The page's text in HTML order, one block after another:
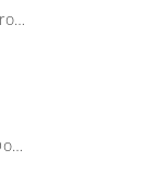
Jurský svět: Nadvláda Obrovský útočící SINOTYRANNUS
LEGO® Friends 42663 Dobrodružství s karavanem přátelství